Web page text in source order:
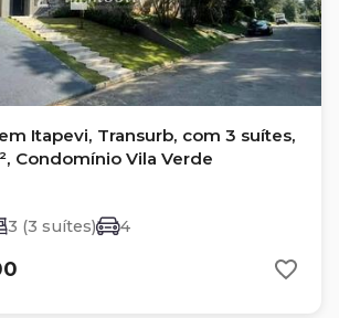
Itapevi, Transurb, com 3 suítes,
Condomínio Vila Verde
3 (3 suítes) 4